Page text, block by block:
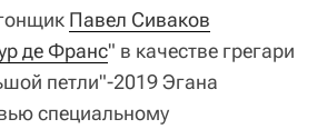
Павел Сиваков
де Франс" в качестве грегари
петли"-2019 Эгана
специальному